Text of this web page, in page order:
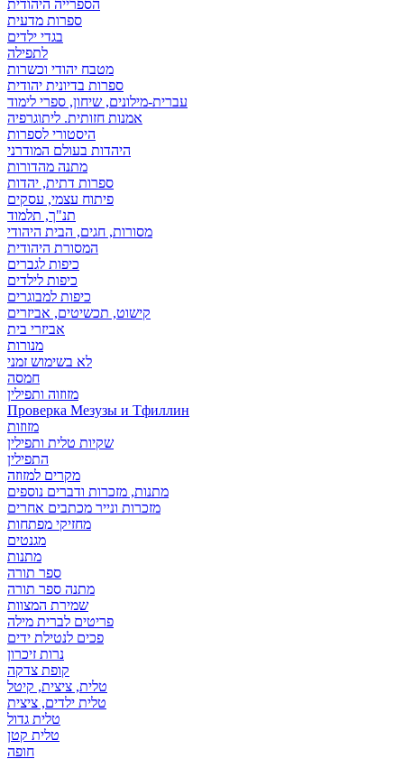
הספרייה היהודית
ספרות מדעית
בגדי ילדים
לתפילה
מטבח יהודי וכשרות
ספרות בדיונית יהודית
עברית-מילונים, שיחון, ספרי לימוד
אמנות חזותית. ליתוגרפיה
היסטורי לספרות
היהדות בעולם המודרני
מתנה מהדורות
ספרות דתית, יהדות
פיתוח עצמי, עסקים
תנ"ך, תלמוד
מסורות, חגים, הבית היהודי
המסורת היהודית
כיפות לגברים
כיפות לילדים
כיפות למבוגרים
קישוט, תכשיטים, אביזרים
אביזרי בית
מנורות
לא בשימוש זמני
חמסה
מזוזוה ותפילין
Проверка Мезузы и Тфиллин
מזוזות
שקיות טלית ותפילין
התפילין
מקרים למזוזה
מתנות, מזכרות ודברים נוספים
מזכרות ונייר מכתבים אחרים
מחזיקי מפתחות
מגנטים
מתנות
ספר תורה
מתנה ספר תורה
שמירת המצוות
פריטים לברית מילה
פכים לנטילת ידים
נרות זיכרון
קופת צדקה
טלית, ציצית, קיטל
טלית ילדים, ציצית
טלית גדול
טלית קטן